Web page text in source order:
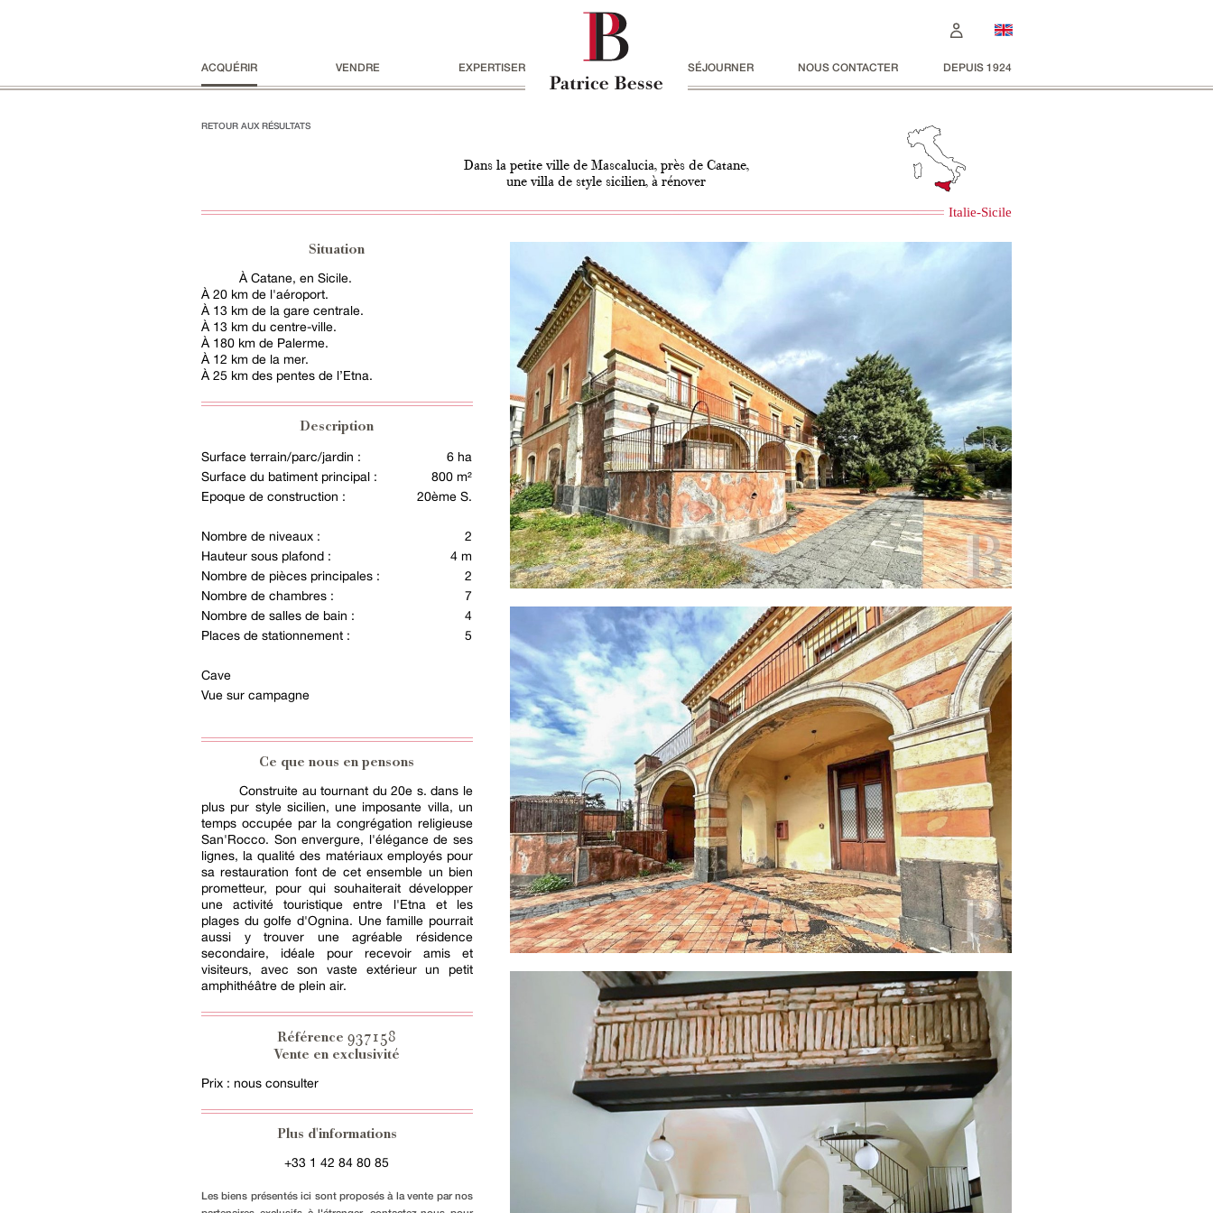
ACQUÉRIR VENDRE EXPERTISER SÉJOURNER NOUS CONTACTER DEPUIS 1924
RETOUR AUX RÉSULTATS
Dans la petite ville de Mascalucia, près de Catane,
une villa de style sicilien, à rénover
Italie-Sicile
Situation
À Catane, en Sicile.
À 20 km de l'aéroport.
À 13 km de la gare centrale.
À 13 km du centre-ville.
À 180 km de Palerme.
À 12 km de la mer.
À 25 km des pentes de l’Etna.
Description
Surface terrain/parc/jardin :
6 ha
Surface du batiment principal :
800 m²
Epoque de construction :
20ème S.
Nombre de niveaux :
2
Hauteur sous plafond :
4 m
Nombre de pièces principales :
2
Nombre de chambres :
7
Nombre de salles de bain :
4
Places de stationnement :
5
Cave
Vue sur campagne
Ce que nous en pensons
Construite au tournant du 20e s. dans le
plus pur style sicilien, une imposante villa, un
temps occupée par la congrégation religieuse
San'Rocco. Son envergure, l'élégance de ses
lignes, la qualité des matériaux employés pour
sa restauration font de cet ensemble un bien
prometteur, pour qui souhaiterait développer
une activité touristique entre l'Etna et les
plages du golfe d'Ognina. Une famille pourrait
aussi y trouver une agréable résidence
secondaire, idéale pour recevoir amis et
visiteurs, avec son vaste extérieur un petit
amphithéâtre de plein air.
Référence937158
Vente en exclusivité
Prix : nous consulter
Plus d'informations
+33 1 42 84 80 85
Les biens présentés ici sont proposés à la vente par nos